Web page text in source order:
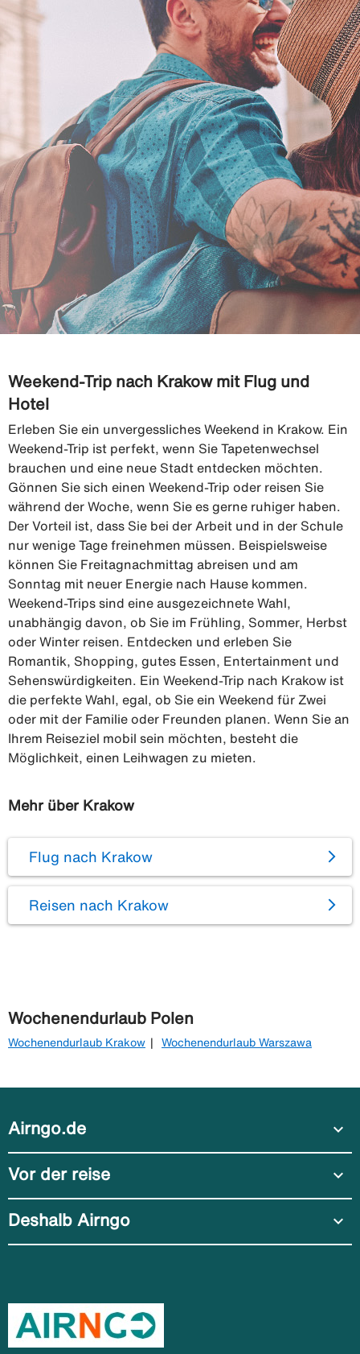
Weekend-Trip nach Krakow mit Flug und
Hotel
Erleben Sie ein unvergessliches Weekend in Krakow. Ein
Weekend-Trip ist perfekt, wenn Sie Tapetenwechsel
brauchen und eine neue Stadt entdecken möchten.
Gönnen Sie sich einen Weekend-Trip oder reisen Sie
während der Woche, wenn Sie es gerne ruhiger haben.
Der Vorteil ist, dass Sie bei der Arbeit und in der Schule
nur wenige Tage freinehmen müssen. Beispielsweise
können Sie Freitagnachmittag abreisen und am
Sonntag mit neuer Energie nach Hause kommen.
Weekend-Trips sind eine ausgezeichnete Wahl,
unabhängig davon, ob Sie im Frühling, Sommer, Herbst
oder Winter reisen. Entdecken und erleben Sie
Romantik, Shopping, gutes Essen, Entertainment und
Sehenswürdigkeiten. Ein Weekend-Trip nach Krakow ist
die perfekte Wahl, egal, ob Sie ein Weekend für Zwei
oder mit der Familie oder Freunden planen. Wenn Sie an
Ihrem Reiseziel mobil sein möchten, besteht die
Möglichkeit, einen Leihwagen zu mieten.
Mehr über Krakow
Flug nach Krakow
Reisen nach Krakow
Wochenendurlaub Polen
Wochenendurlaub Krakow Wochenendurlaub Warszawa
Airngo.de expand_more
Vor der reise expand_more
Deshalb Airngo expand_more